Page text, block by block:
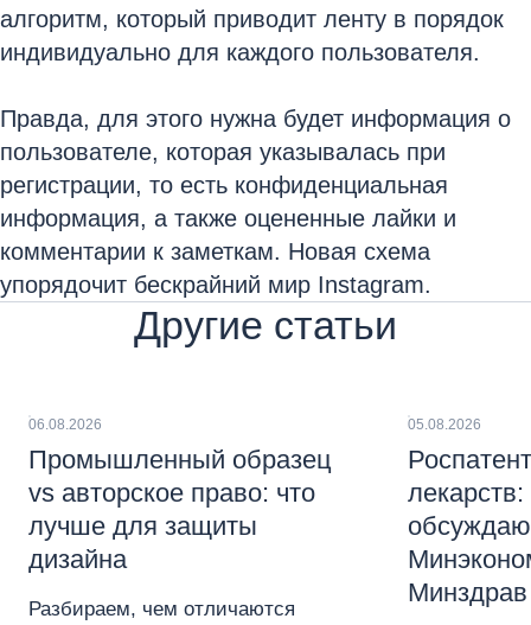
алгоритм, который приводит ленту в порядок
индивидуально для каждого пользователя.
Правда, для этого нужна будет информация о
пользователе, которая указывалась при
регистрации, то есть конфиденциальная
информация, а также оцененные лайки и
комментарии к заметкам. Новая схема
упорядочит бескрайний мир Instagram.
Другие статьи
06.08.2026
Промышленный образец
vs авторское право: что
лучше для защиты
дизайна
Разбираем, чем отличаются
05.08.2026
лекарств:
Минздрав